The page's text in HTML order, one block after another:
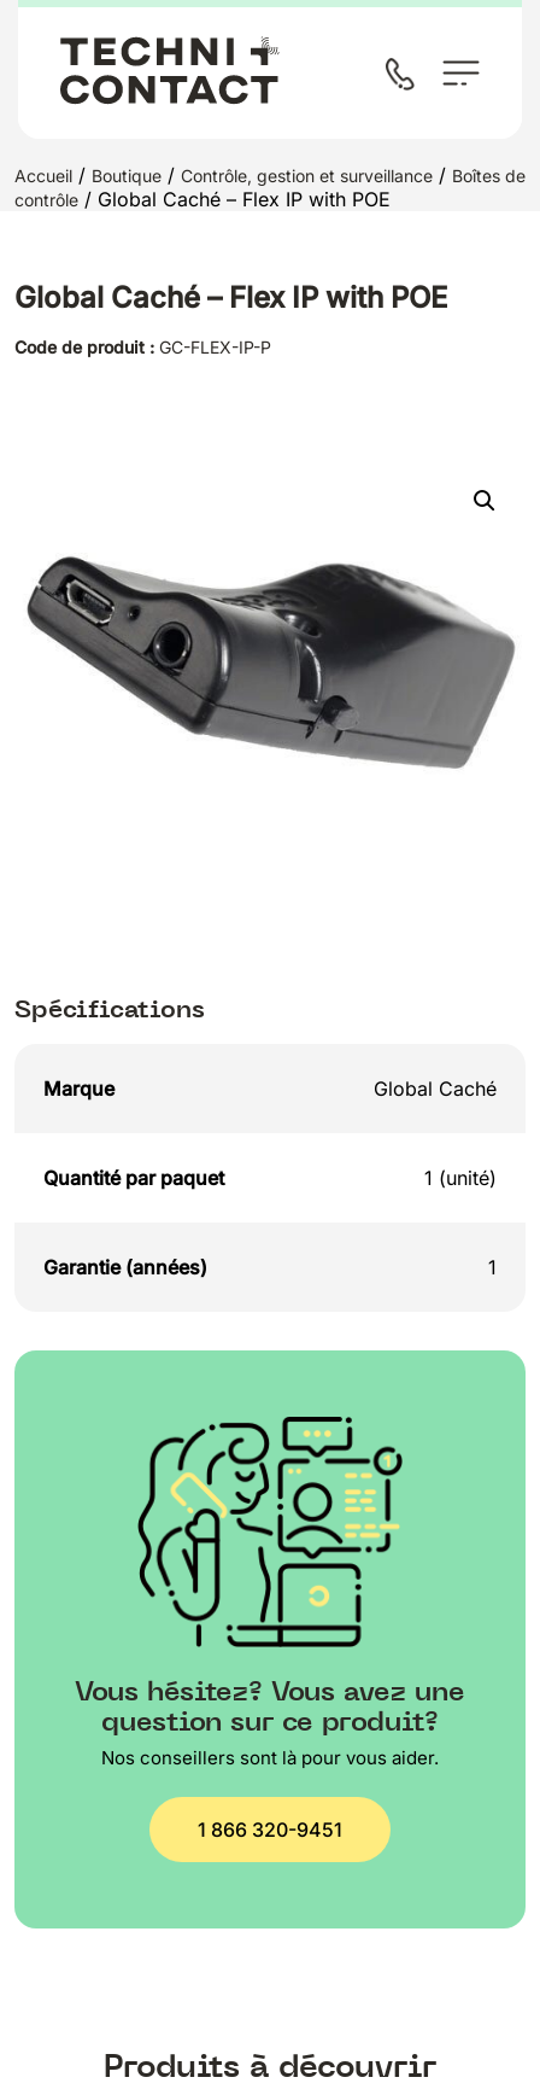
Accueil / Boutique / Contrôle, gestion et surveillance / Boîtes de
contrôle / Global Caché – Flex IP with POE
Global Caché – Flex IP with POE
Code de produit : GC-FLEX-IP-P
Spécifications
Marque Global Caché
Quantité par paquet 1 (unité)
Garantie (années) 1
Vous hésitez? Vous avez une
question sur ce produit?
Nos conseillers sont là pour vous aider.
1 866 320-9451
Produits à découvrir